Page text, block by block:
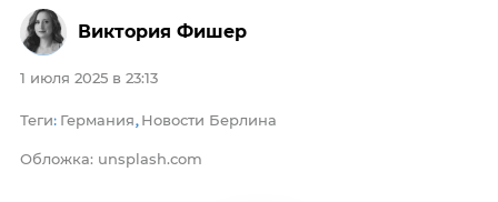
1 июля 2025 в 23:13
Теги: Германия, Новости Берлина
Обложка: unsplash.com
Виктория Фишер